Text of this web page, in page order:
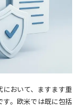
おいて、ますます重
。欧米では既に包括